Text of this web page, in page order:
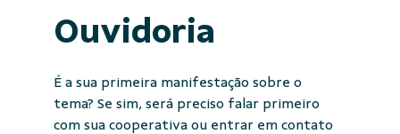
Ouvidoria
É a sua primeira manifestação sobre o
tema? Se sim, será preciso falar primeiro
com sua cooperativa ou entrar em contato